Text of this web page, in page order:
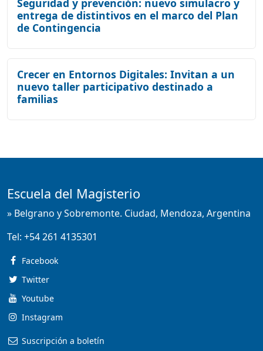
entrega de distintivos en el marco del Plan
de Contingencia
Crecer en Entornos Digitales: Invitan a un
nuevo taller participativo destinado a
familias
Escuela del Magisterio
» Belgrano y Sobremonte. Ciudad, Mendoza, Argentina
Tel: +54 261 4135301
Facebook
Twitter
Youtube
Instagram
Suscripción a boletín